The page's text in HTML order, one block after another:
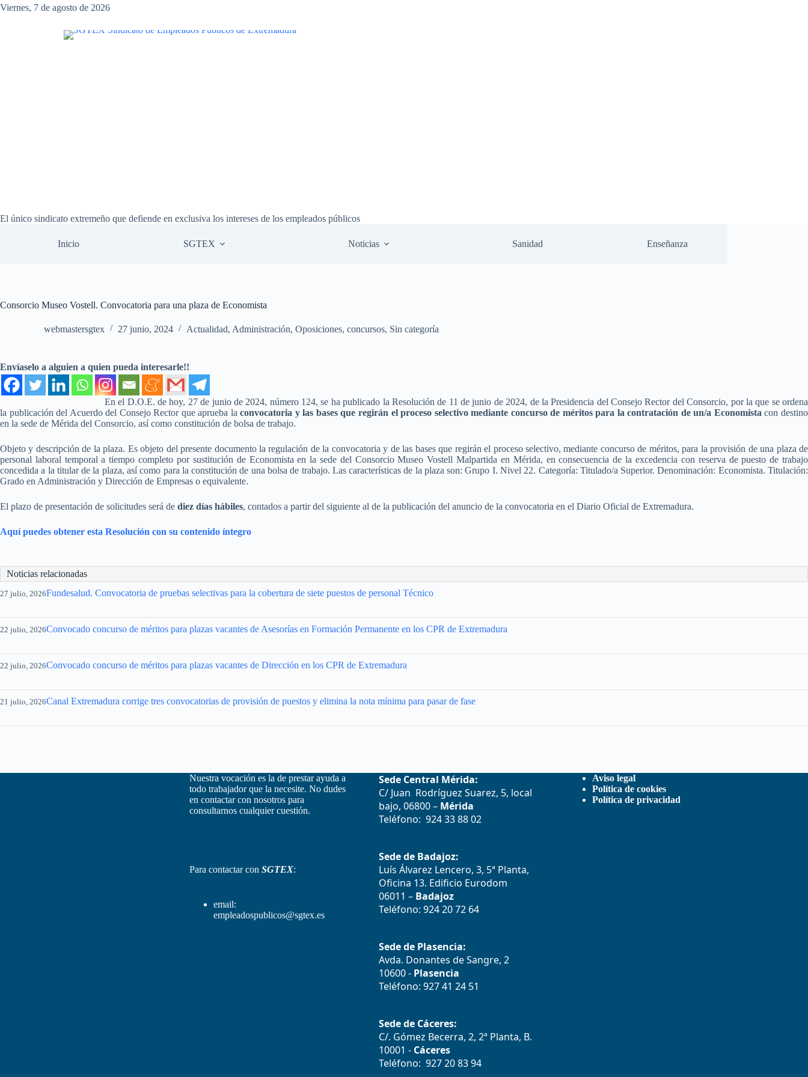
Saltar
Viernes, 7 de agosto de 2026
El único sindicato extremeño que defiende en exclusiva los intereses de los empleados públicos
Inicio SGTEX Noticias Sanidad Enseñanza
Consorcio Museo Vostell. Convocatoria para una plaza de Economista
webmastersgtex 27 junio, 2024 Actualidad, Administración, Oposiciones, concursos, Sin categoría
Envíaselo a alguien a quien pueda interesarle!!
En el D.O.E. de hoy, 27 de junio de 2024, número 124, se ha publicado la Resolución de 11 de junio de 2024, de la Presidencia del Consejo Rector del Consorcio, por la que se ordena
la publicación del Acuerdo del Consejo Rector que aprueba laconvocatoria y las bases que regirán el proceso selectivo mediante concurso de méritos para la contratación de un/a Economista con destino
en la sede de Mérida del Consorcio, así como constitución de bolsa de trabajo.
Objeto y descripción de la plaza. Es objeto del presente documento la regulación de la convocatoria y de las bases que regirán el proceso selectivo, mediante concurso de méritos, para la provisión de una plaza de
personal laboral temporal a tiempo completo por sustitución de Economista en la sede del Consorcio Museo Vostell Malpartida en Mérida, en consecuencia de la excedencia con reserva de puesto de trabajo
concedida a la titular de la plaza, así como para la constitución de una bolsa de trabajo. Las características de la plaza son: Grupo I. Nivel 22. Categoría: Titulado/a Superior. Denominación: Economista. Titulación:
Grado en Administración y Dirección de Empresas o equivalente.
El plazo de presentación de solicitudes será de diez días hábiles, contados a partir del siguiente al de la publicación del anuncio de la convocatoria en el Diario Oficial de Extremadura.
Aquí puedes obtener esta Resolución con su contenido íntegro
Noticias relacionadas
27 julio, 2026Fundesalud. Convocatoria de pruebas selectivas para la cobertura de siete puestos de personal Técnico
22 julio, 2026Convocado concurso de méritos para plazas vacantes de Asesorías en Formación Permanente en los CPR de Extremadura
22 julio, 2026Convocado concurso de méritos para plazas vacantes de Dirección en los CPR de Extremadura
21 julio, 2026Canal Extremadura corrige tres convocatorias de provisión de puestos y elimina la nota mínima para pasar de fase
Nuestra vocación es la de prestar ayuda a
todo trabajador que la necesite. No dudes
en contactar con nosotros para
consultarnos cualquier cuestión.
Para contactar con SGTEX:
email:
empleadospublicos@sgtex.es
Sede Central Mérida:
C/ Juan Rodríguez Suarez, 5, local
bajo, 06800 – Mérida
Teléfono: 924 33 88 02
Sede de Badajoz:
Luís Álvarez Lencero, 3, 5ª Planta,
Oficina 13. Edificio Eurodom
06011 – Badajoz
Teléfono: 924 20 72 64
Sede de Plasencia:
Avda. Donantes de Sangre, 2
10600 -Plasencia
Teléfono: 927 41 24 51
Sede de Cáceres:
C/. Gómez Becerra, 2, 2ª Planta, B.
10001 -Cáceres
Teléfono: 927 20 83 94
Aviso legal
Política de cookies
Política de privacidad